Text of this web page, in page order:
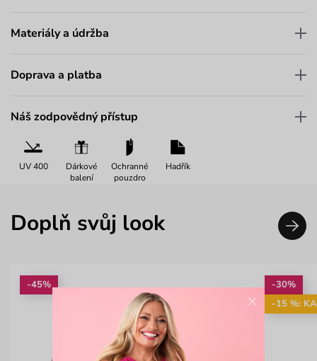
Materiály a údržba
Doprava a platba
Náš zodpovědný přístup
UV 400
Dárkové
balení
Ochranné
pouzdro
Hadřík
Doplň svůj look
-45%
-30%
-15 %:
×